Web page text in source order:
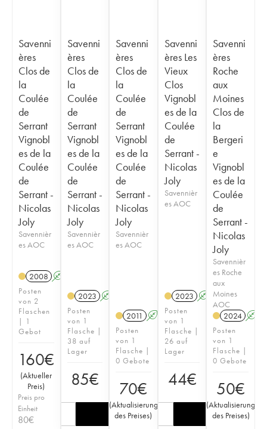
Savenni
ères
Clos de
la
Coulée
de
Serrant
Vignobl
es de la
Coulée
de
Serrant -
Nicolas
Joly
Savennièr
es AOC
2008 A
Posten
von 2
Flaschen
| 1
Gebot
160€
(Aktueller
Preis)
Preis pro
Einheit
80€
Savenni
ères
Clos de
la
Coulée
de
Serrant
Vignobl
es de la
Coulée
de
Serrant -
Nicolas
Joly
Savennièr
es AOC
2023 A
Posten
von 1
Flasche |
38 auf
Lager
85€
Savenni
ères
Clos de
la
Coulée
de
Serrant
Vignobl
es de la
Coulée
de
Serrant -
Nicolas
Joly
Savennièr
es AOC
2011 A S
Posten
von 1
Flasche |
0 Gebote
70€
(Aktualisierung
des Preises)
Savenni
ères Les
Vieux
Clos
Vignobl
es de la
Coulée
de
Serrant -
Nicolas
Joly
Savennièr
es AOC
2023 A S
Posten
von 1
Flasche |
26 auf
Lager
44€
Savenni
ères
Roche
aux
Moines
Clos de
la
Bergeri
e
Vignobl
es de la
Coulée
de
Serrant -
Nicolas
Joly
Savennièr
es Roche
aux
Moines
AOC
2024 A
Posten
von 1
Flasche |
0 Gebote
50€
(Aktualisierung
des Preises)